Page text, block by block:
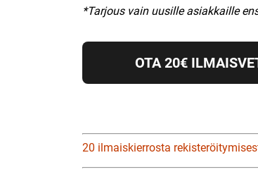
*Tarjous vain uusille asiakkaille
OTA 20€
20 ilmaiskierrosta